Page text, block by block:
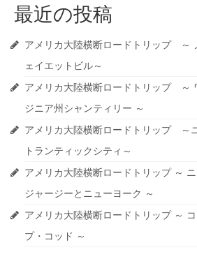
最近の投稿
アメリカ大陸横断ロードトリップ ～
ェイエットビル～
アメリカ大陸横断ロードトリップ ～
ジニア州シャンティリー ～
アメリカ大陸横断ロードトリップ ～
トランティックシティ～
アメリカ大陸横断ロードトリップ ～
ジャージーとニューヨーク ～
アメリカ大陸横断ロードトリップ ～
プ・コッド ～